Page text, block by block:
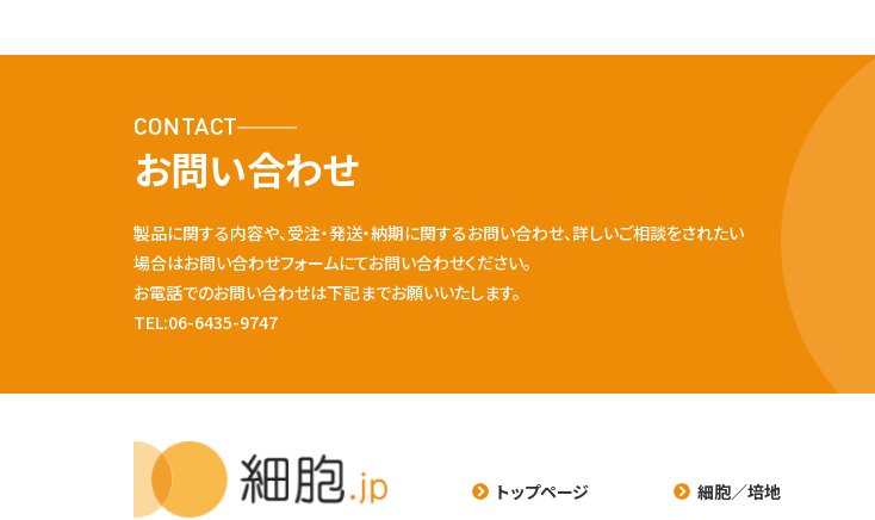
CONTACT
お問い合わせ
製品に関する内容や、受注・発送・納期に関するお問い合わせ、詳しいご相談をされたい
場合はお問い合わせフォームにてお問い合わせください。
お電話でのお問い合わせは下記までお願いいたします。
TEL:06-6435-9747
トップページ
細胞／培地